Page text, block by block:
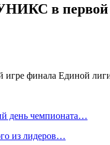
в
день чемпионата…
из лидеров…